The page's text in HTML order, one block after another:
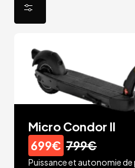
Micro Condor II
699€ 799€
Puissance et autonomie de